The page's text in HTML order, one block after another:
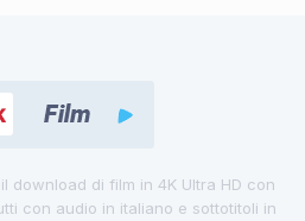
download di film in 4K Ultra HD con
con audio in italiano e sottotitoli in